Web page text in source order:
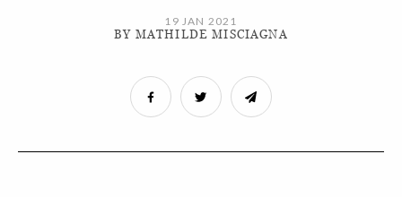
19 JAN 2021
BY MATHILDE MISCIAGNA